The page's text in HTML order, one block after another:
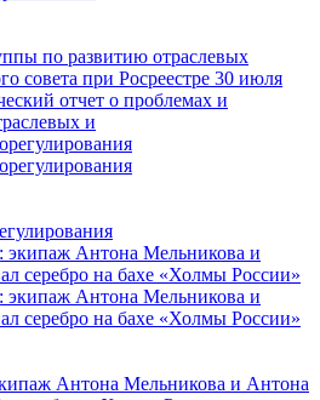
по развитию отраслевых
совета при Росреестре 30 июля
отчет о проблемах и
и
Антона Мельникова и Антона